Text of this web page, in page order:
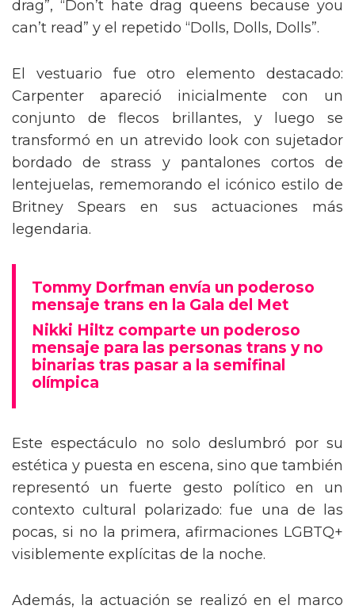
drag”, “Don’t hate drag queens because you
can’t read” y el repetido “Dolls, Dolls, Dolls”.
El vestuario fue otro elemento destacado:
Carpenter apareció inicialmente con un
conjunto de flecos brillantes, y luego se
transformó en un atrevido look con sujetador
bordado de strass y pantalones cortos de
lentejuelas, rememorando el icónico estilo de
Britney Spears en sus actuaciones más
legendaria.
Tommy Dorfman envía un poderoso
mensaje trans en la Gala del Met
Nikki Hiltz comparte un poderoso
mensaje para las personas trans y no
binarias tras pasar a la semifinal
olímpica
Este espectáculo no solo deslumbró por su
estética y puesta en escena, sino que también
representó un fuerte gesto político en un
contexto cultural polarizado: fue una de las
pocas, si no la primera, afirmaciones LGBTQ+
visiblemente explícitas de la noche.
Además, la actuación se realizó en el marco